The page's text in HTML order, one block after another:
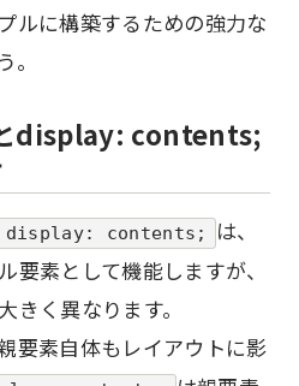
ルに構築するための強力な
display: contents;
display: contents;
は、
要素として機能しますが、
きく異なります。
要素自体もレイアウトに影